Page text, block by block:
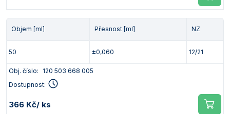
Objem [ml] Přesnost [ml] NZ
50 ±0,060 12/21
Obj. číslo:
120 503 668 005
Dostupnost:
366 Kč/ ks